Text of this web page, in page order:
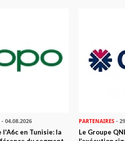
- 04.08.2026
l'A6c en Tunisie: la
PARTENAIRES-
Le Groupe